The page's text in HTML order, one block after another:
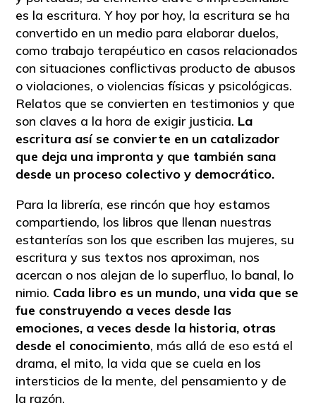
es la escritura. Y hoy por hoy, la escritura se ha
convertido en un medio para elaborar duelos,
como trabajo terapéutico en casos relacionados
con situaciones conflictivas producto de abusos
o violaciones, o violencias físicas y psicológicas.
Relatos que se convierten en testimonios y que
son claves a la hora de exigir justicia. La
escritura así se convierte en un catalizador
que deja una impronta y que también sana
desde un proceso colectivo y democrático.
Para la librería, ese rincón que hoy estamos
compartiendo, los libros que llenan nuestras
estanterías son los que escriben las mujeres, su
escritura y sus textos nos aproximan, nos
acercan o nos alejan de lo superfluo, lo banal, lo
nimio. Cada libro es un mundo, una vida que se
fue construyendo a veces desde las
emociones, a veces desde la historia, otras
desde el conocimiento, más allá de eso está el
drama, el mito, la vida que se cuela en los
intersticios de la mente, del pensamiento y de
la razón.